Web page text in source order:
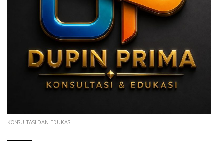
KONSULTASI DAN EDUKASI